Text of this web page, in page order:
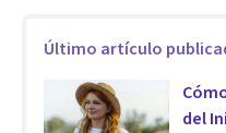
En Interven Psicología
más de 15 años
ansiedad, estrés,
Último artículo
del